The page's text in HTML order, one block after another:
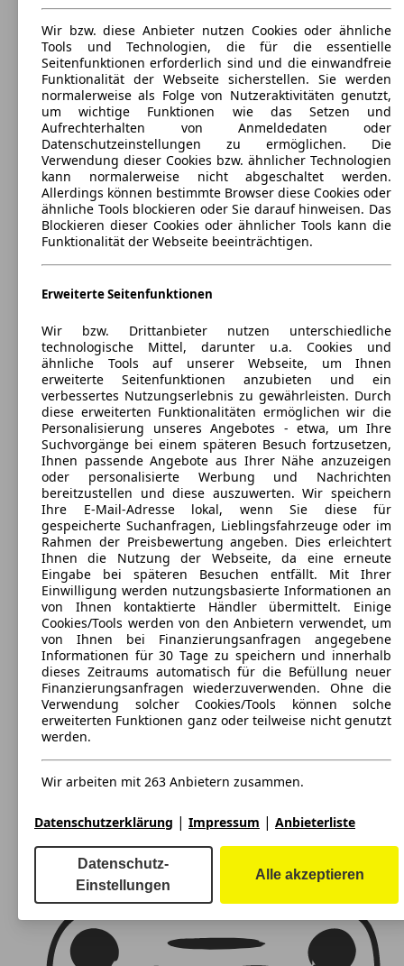
3
Sitze:
5
Kofferraum:
354 - 1335 Liter
Anhängelast:
1000 - 1300 kg
Toyota Auris 5-Türer (2007 - 2012
Maße (L/B/H):
ab 4233 x 1760 x 1515 mm
Leistung:
84 KW (115 PS)
Türen:
5
Sitze:
5
Kofferraum:
354 - 1335 Liter
Anhängelast:
Wir bzw. diese Anbieter nutzen Cookies oder ähnliche
Tools und Technologien, die für die essentielle
Seitenfunktionen erforderlich sind und die einwandfreie
Funktionalität der Webseite sicherstellen. Sie werden
normalerweise als Folge von Nutzeraktivitäten genutzt,
um wichtige Funktionen wie das Setzen und
Aufrechterhalten von Anmeldedaten oder
Datenschutzeinstellungen zu ermöglichen. Die
Verwendung dieser Cookies bzw. ähnlicher Technologien
kann normalerweise nicht abgeschaltet werden.
Allerdings können bestimmte Browser diese Cookies oder
ähnliche Tools blockieren oder Sie darauf hinweisen. Das
Blockieren dieser Cookies oder ähnlicher Tools kann die
Funktionalität der Webseite beeinträchtigen.
Erweiterte Seitenfunktionen
Wir bzw. Drittanbieter nutzen unterschiedliche
technologische Mittel, darunter u.a. Cookies und
ähnliche Tools auf unserer Webseite, um Ihnen
erweiterte Seitenfunktionen anzubieten und ein
verbessertes Nutzungserlebnis zu gewährleisten. Durch
diese erweiterten Funktionalitäten ermöglichen wir die
Personalisierung unseres Angebotes - etwa, um Ihre
Suchvorgänge bei einem späteren Besuch fortzusetzen,
Ihnen passende Angebote aus Ihrer Nähe anzuzeigen
oder personalisierte Werbung und Nachrichten
bereitzustellen und diese auszuwerten. Wir speichern
Ihre E-Mail-Adresse lokal, wenn Sie diese für
gespeicherte Suchanfragen, Lieblingsfahrzeuge oder im
Rahmen der Preisbewertung angeben. Dies erleichtert
Ihnen die Nutzung der Webseite, da eine erneute
Eingabe bei späteren Besuchen entfällt. Mit Ihrer
Einwilligung werden nutzungsbasierte Informationen an
von Ihnen kontaktierte Händler übermittelt. Einige
Cookies/Tools werden von den Anbietern verwendet, um
von Ihnen bei Finanzierungsanfragen angegebene
Informationen für 30 Tage zu speichern und innerhalb
dieses Zeitraums automatisch für die Befüllung neuer
Finanzierungsanfragen wiederzuverwenden. Ohne die
Verwendung solcher Cookies/Tools können solche
erweiterten Funktionen ganz oder teilweise nicht genutzt
werden.
Wir arbeiten mit 263 Anbietern zusammen.
Datenschutzerklärung | Impressum | Anbieterliste
Datenschutz-
Einstellungen
Alle akzeptieren